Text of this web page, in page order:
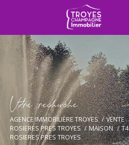
Vore recece
AGENCE IMMOBILIÈRE TROYES
VENTE
ROSIERES PRES TROYES
MAISON
T4
ROSIERES PRES TROYES